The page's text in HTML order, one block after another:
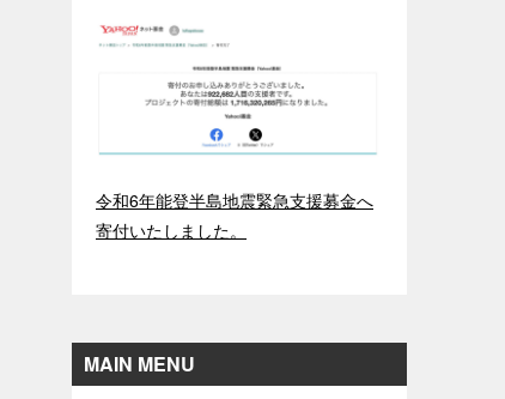
令和6年能登半島地震緊急支援募金へ
寄付いたしました。
MAIN MENU